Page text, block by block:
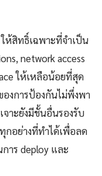
ให้สิทธิ์เฉพาะที่จำเป็น
network access
ให้เหลือน้อยที่สุด
งการป้องกันไม่พึ่งพา
จาะยังมีชั้นอื่นรองรับ
กอย่างที่ทำได้เพื่อลด
การ deploy และ